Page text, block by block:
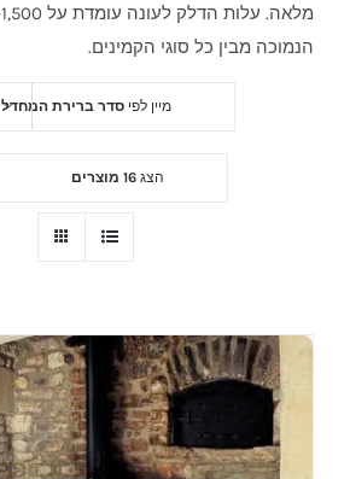
הנמוכה מבין כל סוגי הקמינים.
מיין לפיסדר ברירת המחדל
הצג16 מוצרים